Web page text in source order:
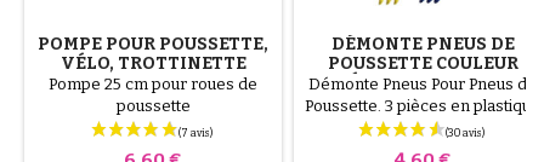
POMPE POUR POUSSETTE,
VÉLO, TROTTINETTE
Pompe 25 cm pour roues de
poussette
DÉMONTE PNEUS DE
POUSSETTE COULEUR
ALÉATOIRE 1 LOT DE 3
PIÈCES
Démonte Pneus Pour Pneus de
Poussette. 3 pièces en plastique
de haute qualité, couleur
aléatoire, noir, rouge, vert,